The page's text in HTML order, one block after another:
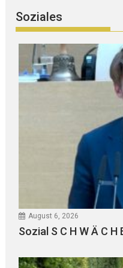
Soziales
August 6, 2026
Sozial S C H W Ä C